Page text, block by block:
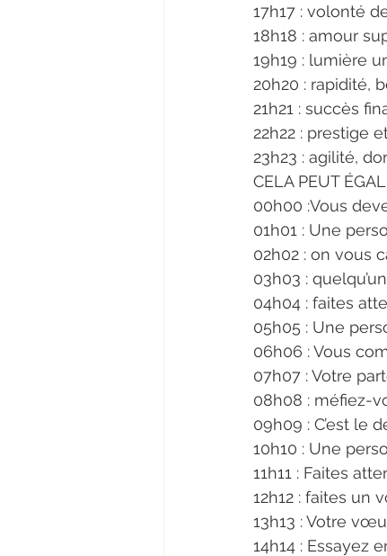
17h17 : volonté
18h18 : amour
19h19 : lumière
20h20 : rapidité,
21h21 : succès
22h22 : prestige
23h23 : agilité,
CELA PEUT
00h00 :Vous
01h01 : Une
02h02 : on vous
03h03 :
04h04 : faites
05h05 : Une
06h06 : Vous
07h07 : Votre
08h08 : méfiez-
09h09 : C’est le
10h10 : Une
11h11 : Faites
12h12 : faites un
13h13 : Votre
14h14 : Essayez